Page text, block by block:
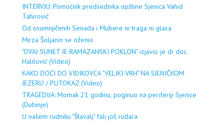
INTERVJU: Pomoćnik predsednika opštine Sjenica Vahid
Tahirović
Od osumnjičenih Senada i Mubere ni traga ni glasa
Mirza Šoljanin se oženio
"OVAJ SUNET JE RAMAZANSKI POKLON" izjavio je dr doc.
Halilović (Video)
KAKO DOĆI DO VIDIKOVCA "VELIKI VRH" NA SJENIČKOM
JEZERU / PUTOKAZ (Video)
TRAGEDIJA: Momak 21 godinu, poginuo na periferiji Sjenice
(Dubinje)
U našem rudniku "Štavalj" fali još rudara